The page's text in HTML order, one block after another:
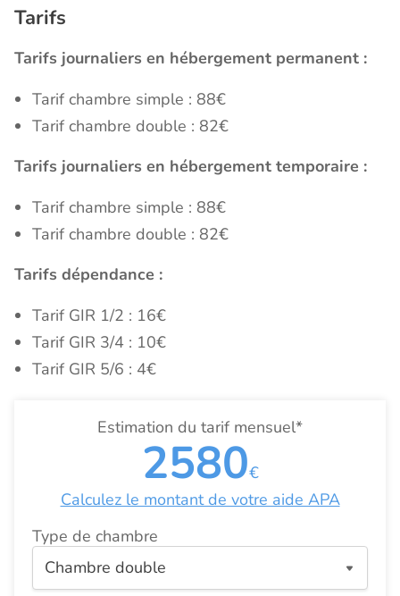
Tarifs
Tarifs journaliers en hébergement permanent :
Tarif chambre simple : 88€
Tarif chambre double : 82€
Tarifs journaliers en hébergement temporaire :
Tarif chambre simple : 88€
Tarif chambre double : 82€
Tarifs dépendance :
Tarif GIR 1/2 : 16€
Tarif GIR 3/4 : 10€
Tarif GIR 5/6 : 4€
Estimation du tarif mensuel*
2580€
Calculez le montant de votre aide APA
Type de chambre